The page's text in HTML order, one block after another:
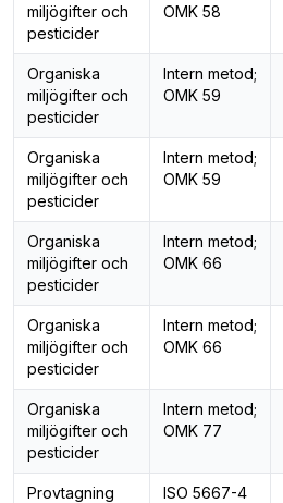
miljögifter och
pesticider
OMK 58
Organiska
miljögifter och
pesticider
Intern metod;
OMK 59
Organiska
miljögifter och
pesticider
Intern metod;
OMK 59
Organiska
miljögifter och
pesticider
Intern metod;
OMK 66
Organiska
miljögifter och
pesticider
Intern metod;
OMK 66
Organiska
miljögifter och
pesticider
Intern metod;
OMK 77
Provtagning ISO 5667-4